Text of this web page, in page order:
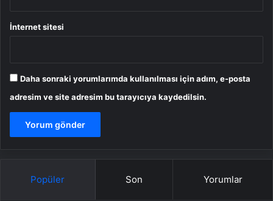
İnternet sitesi
Daha sonraki yorumlarımda kullanılması için adım, e-posta
adresim ve site adresim bu tarayıcıya kaydedilsin.
Popüler Son Yorumlar